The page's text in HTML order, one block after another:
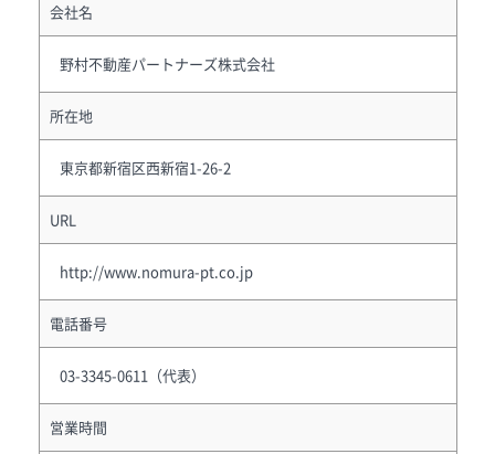
会社名
野村不動産パートナーズ株式会社
所在地
東京都新宿区西新宿1-26-2
URL
http://www.nomura-pt.co.jp
電話番号
03-3345-0611（代表）
営業時間